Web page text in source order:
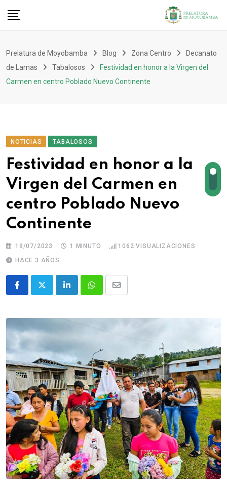
Prelatura de Moyobamba Blog Zona Centro
Decanato
de Lamas
Tabalosos
Festividad en honor a la Virgen del
Carmen en centro Poblado Nuevo Continente
NOTICIAS TABALOSOS
Festividad en honor a la
Virgen del Carmen en
centro Poblado Nuevo
Continente
19/07/2023 1 MINUTO 1062 VISUALIZACIONES
HACE 3 AÑOS